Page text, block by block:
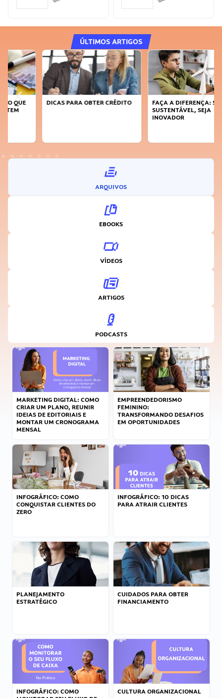
ÚLTIMOS ARTIGOS
DICAS PARA OBTER CRÉDITO
FAÇA A DIFERENÇA: SEJA
SUSTENTÁVEL, SEJA
ARQUIVOS
EBOOKS
VÍDEOS
ARTIGOS
PODCASTS
MARKETING DIGITAL: COMO
CRIAR UM PLANO, REUNIR
IDEIAS DE EDITORIAIS E
MONTAR UM CRONOGRAMA
MENSAL
EMPREENDEDORISMO
FEMININO:
TRANSFORMANDO DESAFIOS
EM OPORTUNIDADES
INFOGRÁFICO: COMO
CONQUISTAR CLIENTES DO
ZERO
INFOGRÁFICO: 10 DICAS
PARA ATRAIR CLIENTES
PLANEJAMENTO
ESTRATÉGICO
CUIDADOS PARA OBTER
FINANCIAMENTO
INFOGRÁFICO: COMO
CULTURA ORGANIZACIONAL